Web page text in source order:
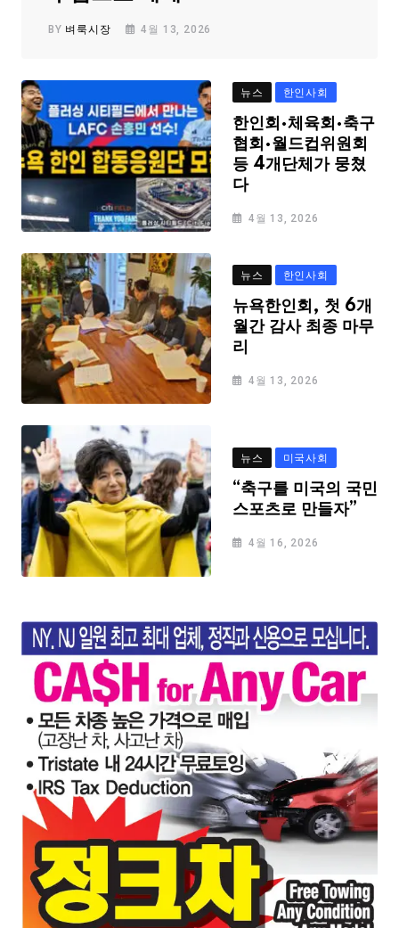
BY 벼룩시장 4월 13, 2026
뉴스 한인사회
한인회·체육회·축구
협회·월드컵위원회
등 4개단체가 뭉쳤
다
4월 13, 2026
뉴스 한인사회
뉴욕한인회, 첫 6개
월간 감사 최종 마무
리
4월 13, 2026
뉴스 미국사회
“축구를 미국의 국민
스포츠로 만들자”
4월 16, 2026